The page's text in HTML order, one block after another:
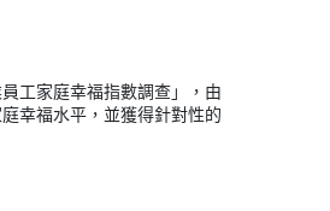
工家庭幸福指數調查」，由
幸福水平，並獲得針對性的